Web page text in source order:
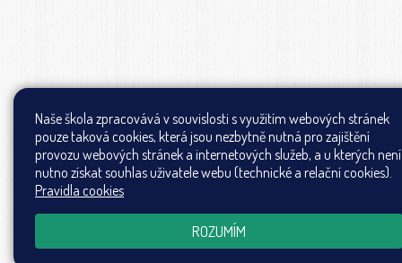
Naše škola zpracovává v souvislosti s využitím webových stránek
pouze taková cookies, která jsou nezbytně nutná pro zajištění
provozu webových stránek a internetových služeb, a u kterých není
nutno získat souhlas uživatele webu (technické a relační cookies).
Pravidla cookies
ROZUMÍM